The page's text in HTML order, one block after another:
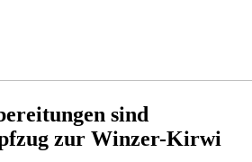
sind
zur Winzer-Kirwi